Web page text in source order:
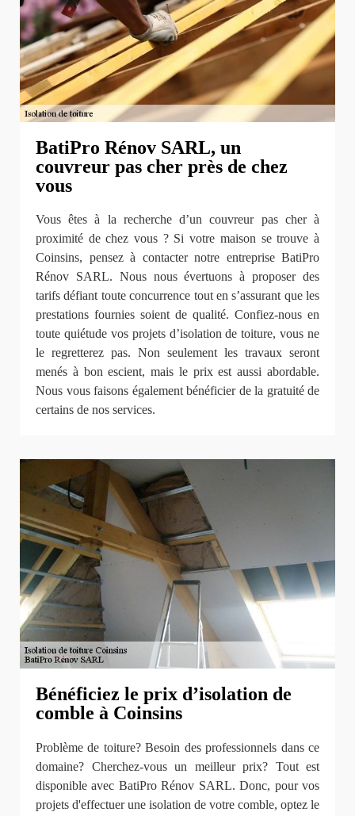
BatiPro Rénov SARL, un
couvreur pas cher près de chez
vous
Vous êtes à la recherche d’un couvreur pas cher à
proximité de chez vous ? Si votre maison se trouve à
Coinsins, pensez à contacter notre entreprise BatiPro
Rénov SARL. Nous nous évertuons à proposer des
tarifs défiant toute concurrence tout en s’assurant que les
prestations fournies soient de qualité. Confiez-nous en
toute quiétude vos projets d’isolation de toiture, vous ne
le regretterez pas. Non seulement les travaux seront
menés à bon escient, mais le prix est aussi abordable.
Nous vous faisons également bénéficier de la gratuité de
certains de nos services.
Bénéficiez le prix d’isolation de
comble à Coinsins
Problème de toiture? Besoin des professionnels dans ce
domaine? Cherchez-vous un meilleur prix? Tout est
disponible avec BatiPro Rénov SARL. Donc, pour vos
projets d'effectuer une isolation de votre comble, optez le